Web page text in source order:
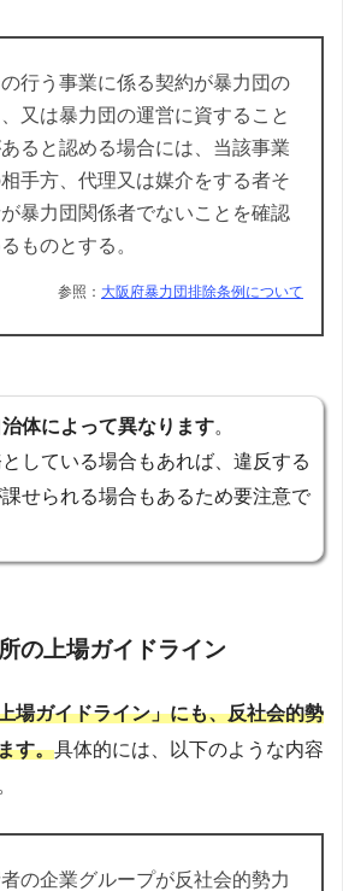
行う事業に係る契約が暴力団の
又は暴力団の運営に資すること
ると認める場合には、当該事業
手方、代理又は媒介をする者そ
暴力団関係者でないことを確認
ものとする。
参照： 大阪府暴力団排除条例について
体によって異なります。
している場合もあれば、違反する
せられる場合もあるため要注意で
の上場ガイドライン
場ガイドライン」にも、反社会的勢
す。具体的には、以下のような内容
の企業グループが反社会的勢力